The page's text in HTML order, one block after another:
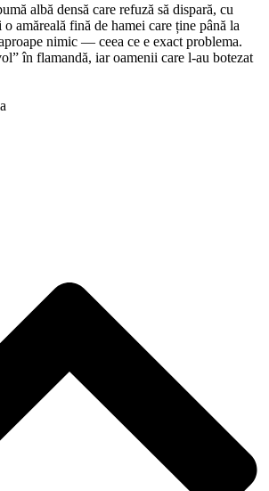
albă densă care refuză să dispară, cu
amăreală fină de hamei care ține până la
nimic — ceea ce e exact problema.
în flamandă, iar oamenii care l-au botezat